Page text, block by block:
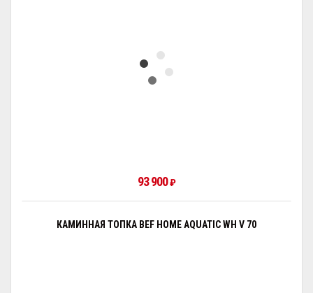
93 900₽
КАМИННАЯ ТОПКА BEF HOME AQUATIC WH V 70